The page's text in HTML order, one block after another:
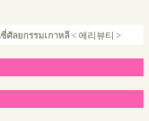
ศัลยกรรมเกาหลี < 에리뷰티 >